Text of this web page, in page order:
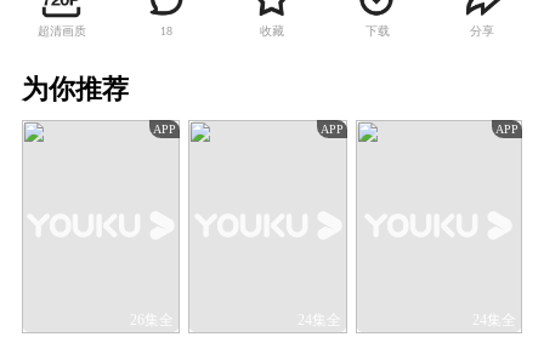
多起职务犯罪案件。
超清画质 18 收藏 下载 分享
为你推荐
APP
26集全
APP
24集全
APP
24集全